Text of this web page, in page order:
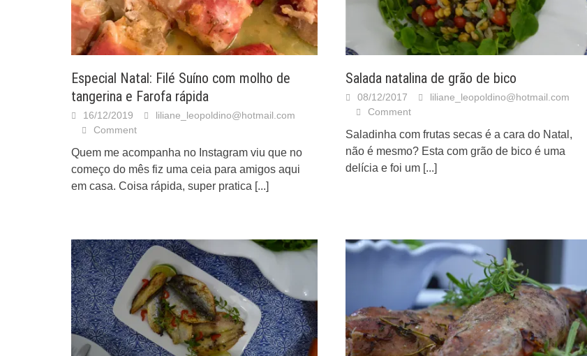
Especial Natal: Filé Suíno com molho de
tangerina e Farofa rápida
16/12/2019
liliane_leopoldino@hotmail.com
Comment
Quem me acompanha no Instagram viu que no
começo do mês fiz uma ceia para amigos aqui
em casa. Coisa rápida, super pratica [...]
Salada natalina de grão de bico
08/12/2017
liliane_leopoldino@hotmail.com
Comment
Saladinha com frutas secas é a cara do Natal,
não é mesmo? Esta com grão de bico é uma
delícia e foi um [...]